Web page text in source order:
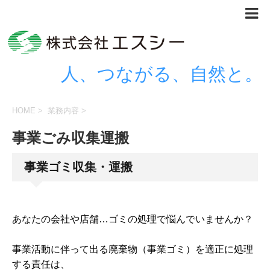
人、つながる、自然と。
HOME > 業務内容 >
事業ごみ収集運搬
事業ゴミ収集・運搬
あなたの会社や店舗…ゴミの処理で悩んでいませんか？
事業活動に伴って出る廃棄物（事業ゴミ）を適正に処理
する責任は、